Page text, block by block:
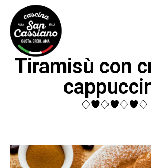
Tiramisù con